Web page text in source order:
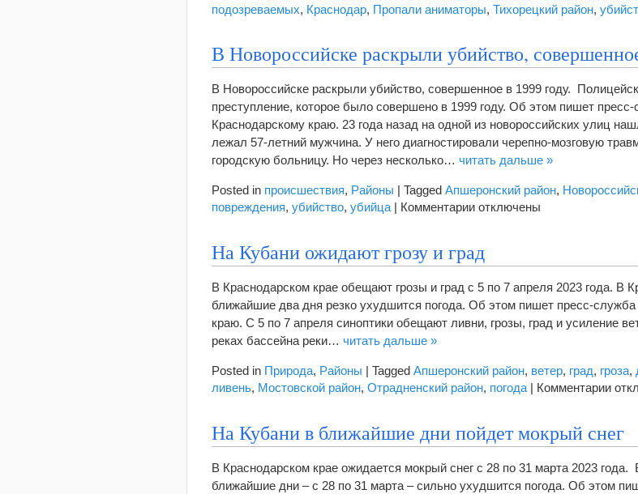
подозреваемых, Краснодар, Пропали аниматоры, Тихорецкий район,
В Новороссийске раскрыли убийство,
В Новороссийске раскрыли убийство, совершенное в 1999 году.
преступление, которое было совершено в 1999 году. Об этом пишет
Краснодарскому краю. 23 года назад на одной из новороссийских улиц
лежал 57-летний мужчина. У него диагностировали черепно-мозговую
городскую больницу. Но через несколько… читать дальше »
Posted in происшествия, Районы | Tagged Апшеронский район,
повреждения, убийство, убийца | Комментариик
Новороссийске
убийство,
совершенное
23
отключены
На Кубани ожидают грозу и град
В Краснодарском крае обещают грозы и град с 5 по 7 апреля 2023 года. В
ближайшие два дня резко ухудшится погода. Об этом пишет пресс-
краю. С 5 по 7 апреля синоптики обещают ливни, грозы, град и усиление
реках бассейна реки… читать дальше »
Posted in Природа, Районы | Tagged Апшеронский район, ветер, град, гроза,
ливень, Мостовской район, Отрадненский район, погода | Комментариик
и
На Кубани в ближайшие дни пойдет мокрый снег
В Краснодарском крае ожидается мокрый снег с 28 по 31 марта 2023 года.
ближайшие дни – с 28 по 31 марта – сильно ухудшится погода. Об этом